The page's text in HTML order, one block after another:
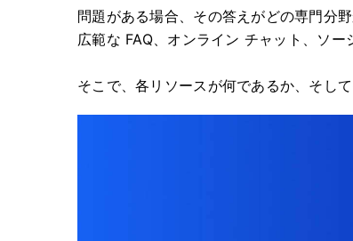
問題がある場合、その答えがどの専門分
広範な FAQ、オンライン チャット、ソー
そこで、各リソースが何であるか、そし